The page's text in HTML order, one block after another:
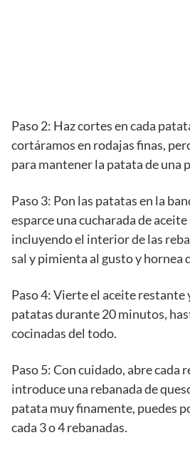
Paso 2: Haz cortes en cada
cortáramos en rodajas finas,
para mantener la patata de una
Paso 3: Pon las patatas en la
esparce una cucharada de
incluyendo el interior de las
sal y pimienta al gusto y hornea
Paso 4: Vierte el aceite restante
patatas durante 20 minutos,
cocinadas del todo.
Paso 5: Con cuidado, abre cada
introduce una rebanada de
patata muy finamente, puedes
cada 3 o 4 rebanadas.